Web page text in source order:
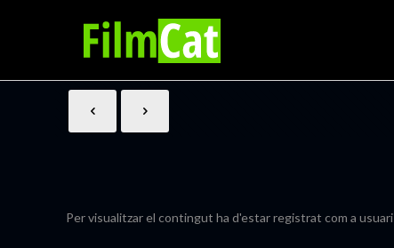
Per visualitzar el contingut ha d'estar registrat com a usuari